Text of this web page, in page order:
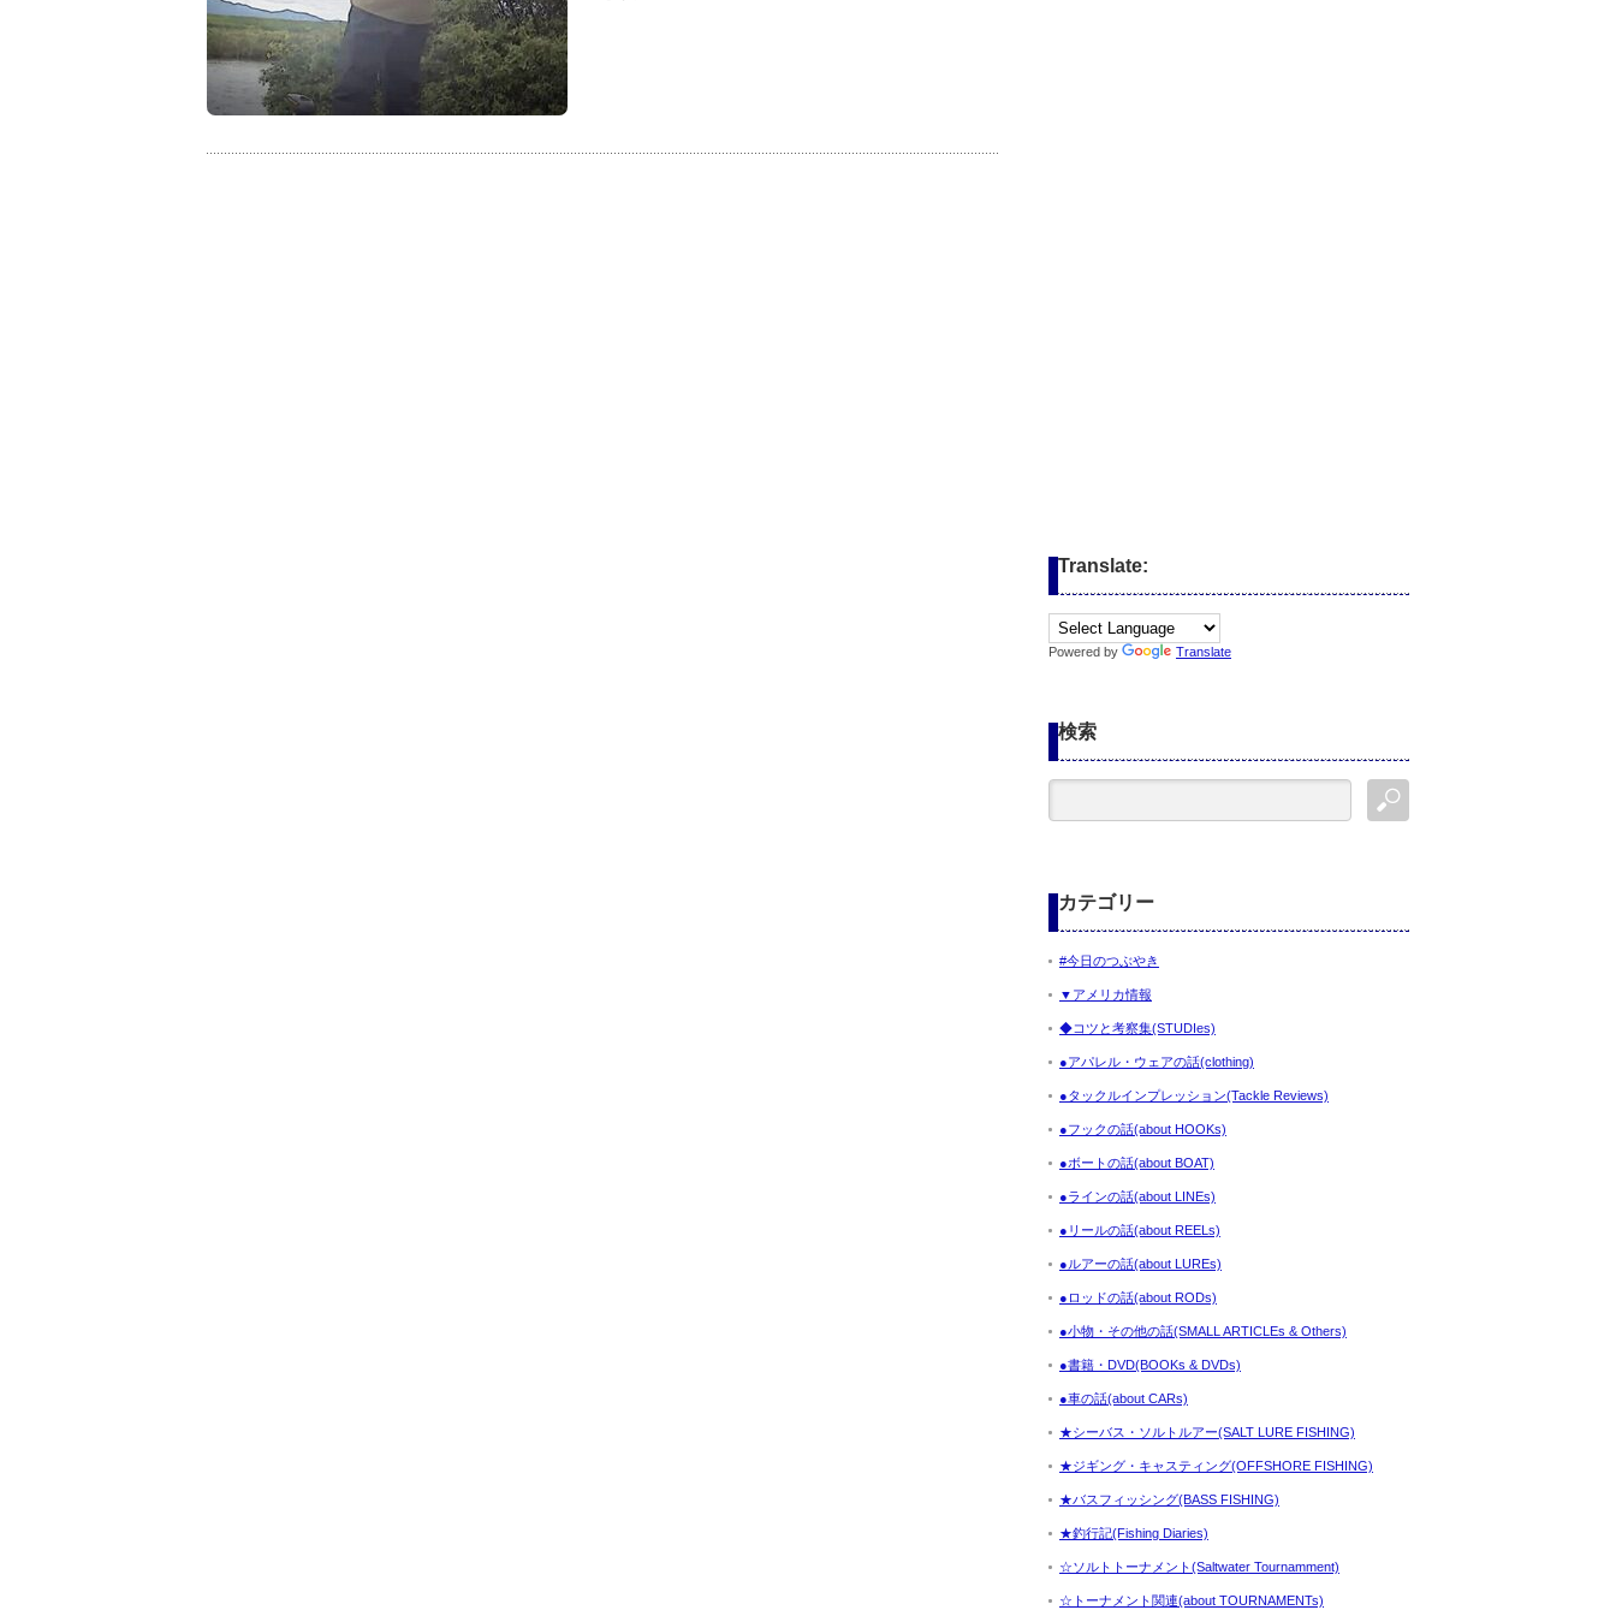
Translate:
Powered by Translate
検索
カテゴリー
#今日のつぶやき
▼アメリカ情報
◆コツと考察集(STUDIes)
●アパレル・ウェアの話(clothing)
●タックルインプレッション(Tackle Reviews)
●フックの話(about HOOKs)
●ボートの話(about BOAT)
●ラインの話(about LINEs)
●リールの話(about REELs)
●ルアーの話(about LUREs)
●ロッドの話(about RODs)
●小物・その他の話(SMALL ARTICLEs & Others)
●書籍・DVD(BOOKs & DVDs)
●車の話(about CARs)
★シーバス・ソルトルアー(SALT LURE FISHING)
★ジギング・キャスティング(OFFSHORE FISHING)
★バスフィッシング(BASS FISHING)
★釣行記(Fishing Diaries)
☆ソルトトーナメント(Saltwater Tournamment)
☆トーナメント関連(about TOURNAMENTs)